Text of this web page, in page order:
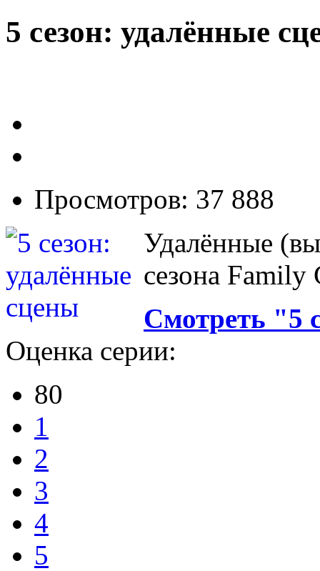
5 сезон: удалённые
Просмотров: 37 888
Удалённые
сезона Family
Смотреть "5
Оценка серии:
80
1
2
3
4
5